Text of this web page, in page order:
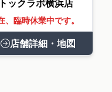
ックラボ横浜店
、臨時休業中です。
店舗詳細・地図